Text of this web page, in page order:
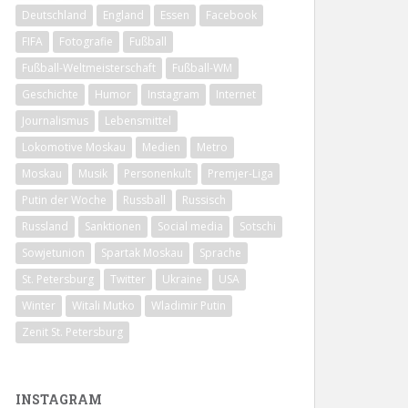
Deutschland
England Essen
Facebook
FIFA
Fotografie
Fußball
Fußball-Weltmeisterschaft
Fußball-WM
Geschichte
Humor Instagram
Internet
Journalismus
Lebensmittel
Lokomotive Moskau
Medien
Metro
Moskau
Musik Personenkult
Premjer-Liga
Putin der Woche
Russball
Russisch
Russland
Sanktionen Social media
Sotschi
Sowjetunion
Spartak Moskau
Sprache
St. Petersburg
Twitter Ukraine
USA
Winter
Witali Mutko
Wladimir Putin
Zenit St. Petersburg
INSTAGRAM